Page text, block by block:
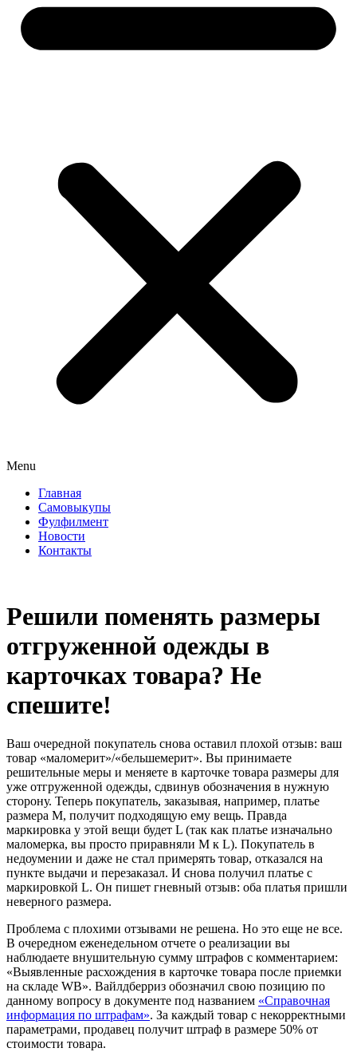
Menu
Главная
Самовыкупы
Фулфилмент
Новости
Контакты
Решили поменять размеры
отгруженной одежды в
карточках товара? Не
спешите!
Ваш очередной покупатель снова оставил плохой отзыв: ваш
товар «маломерит»/«бельшемерит». Вы принимаете
решительные меры и меняете в карточке товара размеры для
уже отгруженной одежды, сдвинув обозначения в нужную
сторону. Теперь покупатель, заказывая, например, платье
размера M, получит подходящую ему вещь. Правда
маркировка у этой вещи будет L (так как платье изначально
маломерка, вы просто приравняли M к L). Покупатель в
недоумении и даже не стал примерять товар, отказался на
пункте выдачи и перезаказал. И снова получил платье с
маркировкой L. Он пишет гневный отзыв: оба платья пришли
неверного размера.
Проблема с плохими отзывами не решена. Но это еще не все.
В очередном еженедельном отчете о реализации вы
наблюдаете внушительную сумму штрафов с комментарием:
«Выявленные расхождения в карточке товара после приемки
на складе WB». Вайлдберриз обозначил свою позицию по
данному вопросу в документе под названием «Справочная
информация по штрафам». За каждый товар с некорректными
параметрами, продавец получит штраф в размере 50% от
стоимости товара.